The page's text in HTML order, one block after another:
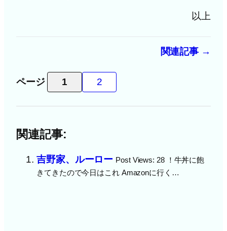
以上
関連記事 →
ページ 1 2
関連記事:
吉野家、ルーロー Post Views: 28 ！牛丼に飽
きてきたので今日はこれ Amazonに行く…